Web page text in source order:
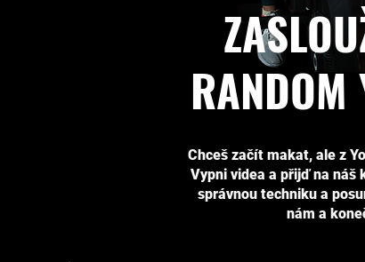
RANDOM
Chceš začít makat, ale z
Vypni videa a přijď na náš
správnou techniku a
nám a